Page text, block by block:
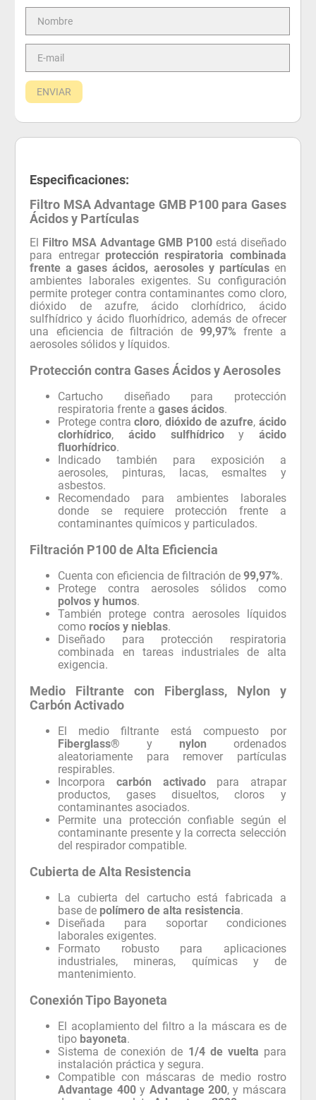
ENVIAR
Especificaciones:
Filtro MSA Advantage GMB P100 para Gases
Ácidos y Partículas
El Filtro MSA Advantage GMB P100 está diseñado
para entregar protección respiratoria combinada
frente a gases ácidos, aerosoles y partículasen
ambientes laborales exigentes. Su configuración
permite proteger contra contaminantes como cloro,
dióxido de azufre, ácido clorhídrico, ácido
sulfhídrico y ácido fluorhídrico, además de ofrecer
una eficiencia de filtración de99,97% frente a
aerosoles sólidos y líquidos.
Protección contra Gases Ácidos y Aerosoles
Cartucho diseñado para protección
respiratoria frente agases ácidos.
Protege contracloro, dióxido de azufre, ácido
clorhídrico, ácido sulfhídricoy ácido
fluorhídrico.
Indicado también para exposición a
aerosoles, pinturas, lacas, esmaltes y
asbestos.
Recomendado para ambientes laborales
donde se requiere protección frente a
contaminantes químicos y particulados.
Filtración P100 de Alta Eficiencia
Cuenta con eficiencia de filtración de99,97%.
Protege contra aerosoles sólidos como
polvos y humos.
También protege contra aerosoles líquidos
como rocíos y nieblas.
Diseñado para protección respiratoria
combinada en tareas industriales de alta
exigencia.
Medio Filtrante con Fiberglass, Nylon y
Carbón Activado
El medio filtrante está compuesto por
Fiberglass® y nylon ordenados
aleatoriamente para remover partículas
respirables.
Incorpora carbón activadopara atrapar
productos, gases disueltos, cloros y
contaminantes asociados.
Permite una protección confiable según el
contaminante presente y la correcta selección
del respirador compatible.
Cubierta de Alta Resistencia
La cubierta del cartucho está fabricada a
base de polímero de alta resistencia.
Diseñada para soportar condiciones
laborales exigentes.
Formato robusto para aplicaciones
industriales, mineras, químicas y de
mantenimiento.
Conexión Tipo Bayoneta
El acoplamiento del filtro a la máscara es de
tipo bayoneta.
Sistema de conexión de 1/4 de vuelta para
instalación práctica y segura.
Compatible con máscaras de medio rostro
Advantage 400y Advantage 200, y máscara